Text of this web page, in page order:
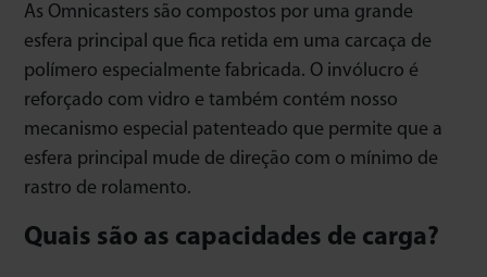
As Omnicasters são compostos por uma grande
esfera principal que fica retida em uma carcaça de
polímero especialmente fabricada. O invólucro é
reforçado com vidro e também contém nosso
mecanismo especial patenteado que permite que a
esfera principal mude de direção com o mínimo de
rastro de rolamento.
Quais são as capacidades de carga?